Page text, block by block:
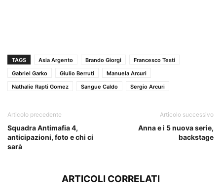
TAGS Asia Argento Brando Giorgi
Francesco Testi
Gabriel Garko
Giulio Berruti
Manuela Arcuri
Nathalie Rapti Gomez
Sangue Caldo Sergio Arcuri
Articolo precedente
Squadra Antimafia 4,
anticipazioni, foto e chi ci
sarà
Articolo successivo
Anna e i 5 nuova serie,
backstage
ARTICOLI CORRELATI